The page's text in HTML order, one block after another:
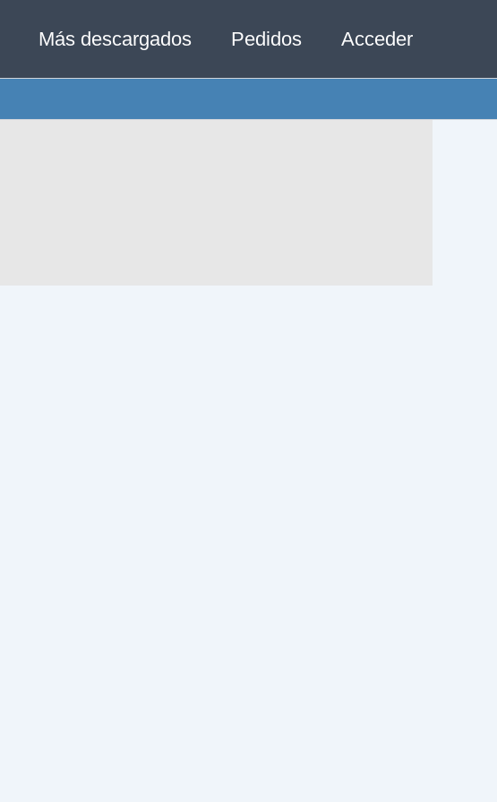
Más descargados Pedidos Acceder